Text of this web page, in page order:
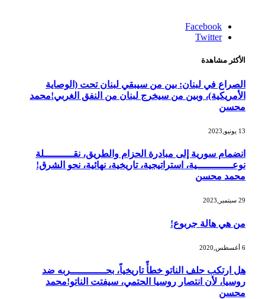
Facebook
Twitter
الأكثر مشاهدة
الصراع في لبنان: بين من سيبقي لبنان تحت (الوصاية
الأمريكية)، وبين من سيخرج لبنان من النفق الغربي!محمد
محسن
13 يونيو,2023
انضمام سورية إلى مبادرة الحزام والطريق، نقــــــــــلة
نوعــــــــــــية، استراتيجية، تاريخية، نهائية، نحو الشرق!
محمد محسن
29 سبتمبر,2023
من هي هالة جربوع!
هل ارتكب حلف الناتو خطأً تاريخياً، بحــــــــــــربه ضد
روسيا، لأن انتصار روسيا الحتمي، سيفتت الناتو!محمد
محسن